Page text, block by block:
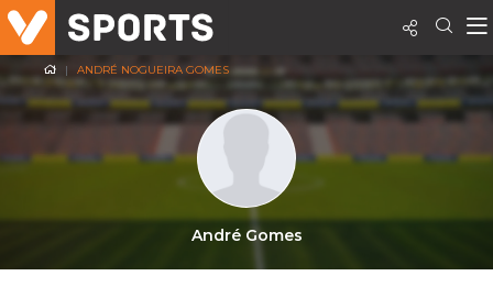
ANDRÉ NOGUEIRA GOMES
André Gomes